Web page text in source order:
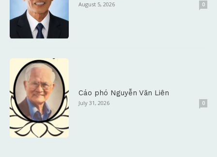
August 5, 2026 0
Cáo phó Nguyễn Văn Liên
July 31, 2026 0